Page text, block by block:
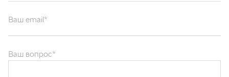
персональных данных